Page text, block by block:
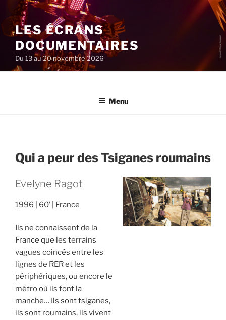
au
contenu
principal
LES ÉCRANS
DOCUMENTAIRES
Du 13 au 20 novembre 2026
Menu
Qui a peur des Tsiganes roumains
Evelyne Ragot
1996 60’ France
Ils ne connaissent de la
France que les terrains
vagues coincés entre les
lignes de RER et les
périphériques, ou encore le
métro où ils font la
manche… Ils sont tsiganes,
ils sont roumains, ils vivent